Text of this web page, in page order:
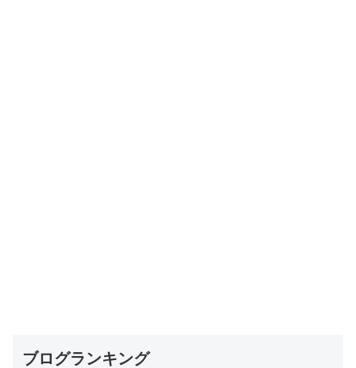
ブログランキング